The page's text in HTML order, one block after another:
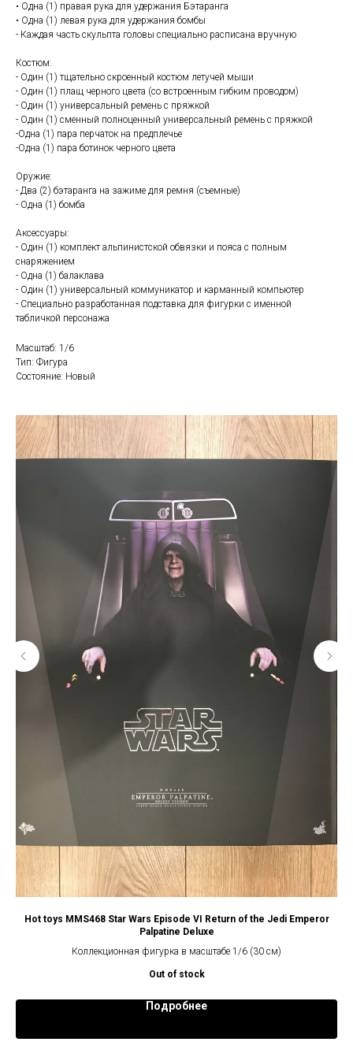
• Одна (1) правая рука для удержания Бэтаранга
• Одна (1) левая рука для удержания бомбы
- Каждая часть скульпта головы специально расписана вручную
Костюм:
- Один (1) тщательно скроенный костюм летучей мыши
- Один (1) плащ черного цвета (со встроенным гибким проводом)
- Один (1) универсальный ремень с пряжкой
- Один (1) сменный полноценный универсальный ремень с пряжкой
-Одна (1) пара перчаток на предплечье
-Одна (1) пара ботинок черного цвета
Оружие:
- Два (2) бэтаранга на зажиме для ремня (съемные)
- Одна (1) бомба
Аксессуары:
- Один (1) комплект альпинистской обвязки и пояса с полным
снаряжением
- Одна (1) балаклава
- Один (1) универсальный коммуникатор и карманный компьютер
- Специально разработанная подставка для фигурки с именной
табличкой персонажа
Масштаб: 1/6
Тип: Фигура
Состояние: Новый
Hot toys MMS468 Star Wars Episode VI Return of the Jedi Emperor
Palpatine Deluxe
Коллекционная фигурка в масштабе 1/6 (30 см)
Out of stock
Подробнее